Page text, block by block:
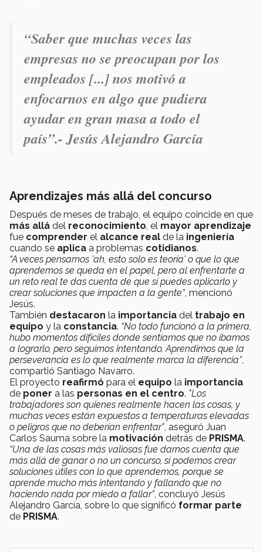
“Saber que muchas veces las
empresas no se preocupan por los
empleados [...] nos motivó a
enfocarnos en algo que pudiera
ayudar en gran masa a todo el
país”.- Jesús Alejandro García
Aprendizajes más allá del concurso
Después de meses de trabajo, el equipo coincide en que
más allá del reconocimiento , el mayor aprendizaje
fue comprender el alcance real de la ingeniería
cuando se aplica a problemas cotidianos.
“A veces pensamos 'ah, esto solo es teoría' o que lo que
aprendemos se queda en el papel, pero al enfrentarte a
un reto real te das cuenta de que sí puedes aplicarlo y
crear soluciones que impacten a la gente”, mencionó
Jesús.
También destacaron la importancia del trabajo en
equipo y la constancia. “No todo funcionó a la primera,
hubo momentos difíciles donde sentíamos que no íbamos
a lograrlo, pero seguimos intentando. Aprendimos que la
perseverancia es lo que realmente marca la diferencia”,
compartió Santiago Navarro.
El proyecto reafirmó para el equipo la importancia
de poner a las personas en el centro. "Los
trabajadores son quienes realmente hacen las cosas, y
muchas veces están expuestos a temperaturas elevadas
o peligros que no deberían enfrentar" , aseguró Juan
Carlos Sauma sobre la motivación detrás de PRISMA.
“Una de las cosas más valiosas fue darnos cuenta que
más allá de ganar o no un concurso, sí podemos crear
soluciones útiles con lo que aprendemos, porque se
aprende mucho más intentando y fallando que no
haciendo nada por miedo a fallar”, concluyó Jesús
Alejandro García, sobre lo que significó formar parte
de PRISMA.